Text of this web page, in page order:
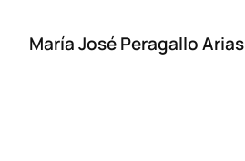
María José Peragallo Arias